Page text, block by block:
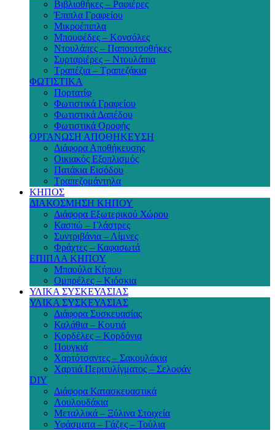
Βιβλιοθήκες – Ραφιέρες
Έπιπλα Γραφείου
Μικροέπιπλα
Μπουφέδες – Κονσόλες
Ντουλάπες – Παπουτσοθήκες
Συρταριέρες – Ντουλάπια
Τραπέζια – Τραπεζάκια
ΦΩΤΙΣΤΙΚΑ
Πορτατίφ
Φωτιστικά Γραφείου
Φωτιστικά Δαπέδου
Φωτιστικά Οροφής
ΟΡΓΑΝΩΣΗ ΑΠΟΘΗΚΕΥΣΗ
Διάφορα Αποθήκευσης
Οικιακός Εξοπλισμός
Πατάκια Εισόδου
Τραπεζομάντηλα
ΚΗΠΟΣ
ΔΙΑΚΟΣΜΗΣΗ ΚΗΠΟΥ
Διάφορα Εξωτερικού Χώρου
Κασπώ – Γλάστρες
Συντριβάνια – Λίμνες
Φράχτες – Καφασωτά
ΕΠΙΠΛΑ ΚΗΠΟΥ
Μπαούλα Κήπου
Ομπρέλες – Κιόσκια
ΥΛΙΚΑ ΣΥΣΚΕΥΑΣΙΑΣ
ΥΛΙΚΑ ΣΥΣΚΕΥΑΣΙΑΣ
Διάφορα Συσκευασίας
Καλάθια – Κουτιά
Κορδέλες – Κορδόνια
Πουγκιά
Χαρτότσαντες – Σακουλάκια
Χαρτιά Περιτυλίγματος – Σελοφάν
DIY
Διάφορα Κατασκευαστικά
Λουλουδάκια
Μεταλλικά – Ξύλινα Στοιχεία
Υφάσματα – Γάζες – Τούλια